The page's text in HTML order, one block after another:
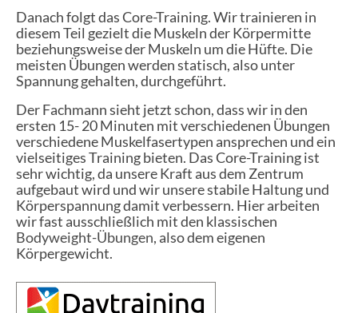
Danach folgt das Core-Training. Wir trainieren in
diesem Teil gezielt die Muskeln der Körpermitte
beziehungsweise der Muskeln um die Hüfte. Die
meisten Übungen werden statisch, also unter
Spannung gehalten, durchgeführt.
Der Fachmann sieht jetzt schon, dass wir in den
ersten 15- 20 Minuten mit verschiedenen Übungen
verschiedene Muskelfasertypen ansprechen und ein
vielseitiges Training bieten. Das Core-Training ist
sehr wichtig, da unsere Kraft aus dem Zentrum
aufgebaut wird und wir unsere stabile Haltung und
Körperspannung damit verbessern. Hier arbeiten
wir fast ausschließlich mit den klassischen
Bodyweight-Übungen, also dem eigenen
Körpergewicht.